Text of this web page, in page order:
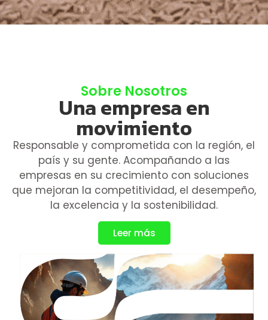
Sobre Nosotros
Una empresa en
movimiento
Responsable y comprometida con la región, el
país y su gente. Acompañando a las
empresas en su crecimiento con soluciones
que mejoran la competitividad, el desempeño,
la excelencia y la sostenibilidad.
Leer más